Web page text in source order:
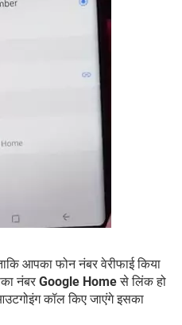
आपका फोन नंबर वेरीफाई किया
नंबर Google Homeसे लिंक हो
कॉल किए जाएंगे इसका